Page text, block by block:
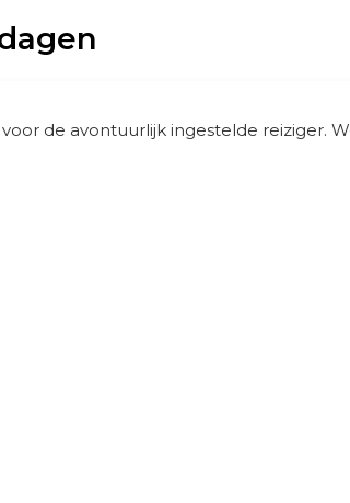
de avontuurlijk ingestelde reiziger.